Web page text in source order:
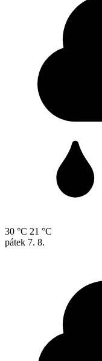
30 °C 21 °C
pátek 7. 8.